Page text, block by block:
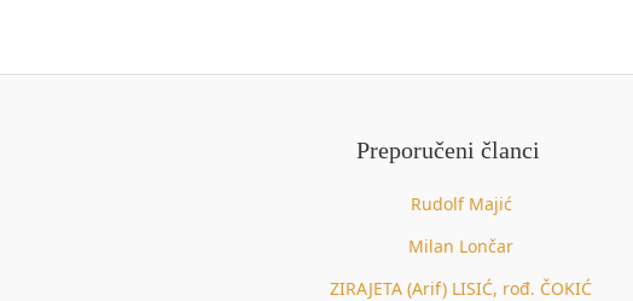
Preporučeni članci
Rudolf Majić
Milan Lončar
ZIRAJETA (Arif) LISIĆ, rođ. ČOKIĆ